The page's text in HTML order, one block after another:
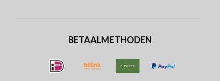
BETAALMETHODEN